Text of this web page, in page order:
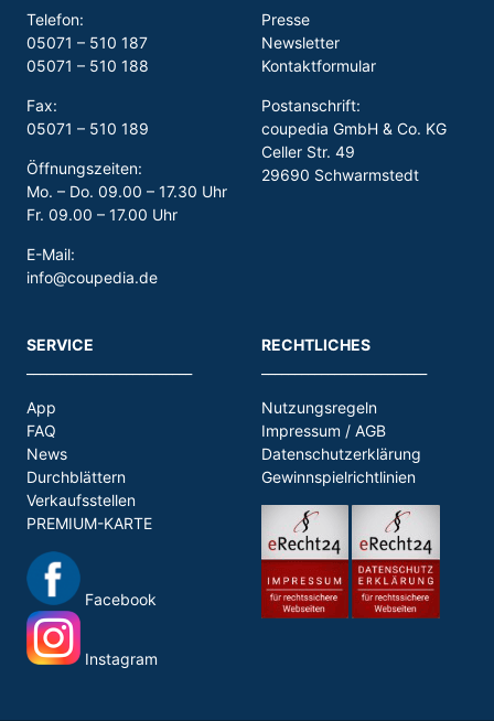
Telefon:
05071 – 510 187
05071 – 510 188
Fax:
05071 – 510 189
Öffnungszeiten:
Mo. – Do. 09.00 – 17.30 Uhr
Fr. 09.00 – 17.00 Uhr
E-Mail:
info@coupedia.de
Presse
Newsletter
Kontaktformular
Postanschrift:
coupedia GmbH & Co. KG
Celler Str. 49
29690 Schwarmstedt
SERVICE
App
FAQ
News
Durchblättern
Verkaufsstellen
PREMIUM-KARTE
Facebook
Instagram
RECHTLICHES
Nutzungsregeln
Impressum / AGB
Datenschutzerklärung
Gewinnspielrichtlinien